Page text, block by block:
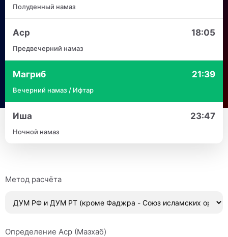
Полуденный намаз
Аср 18:05
Предвечерний намаз
Магриб 21:39
Вечерний намаз / Ифтар
Иша 23:47
Ночной намаз
Метод расчёта
Определение Аср (Мазхаб)